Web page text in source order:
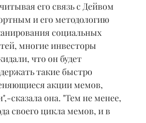
его связь с Дейвом
и его методологию
социальных
многие инвесторы
что он будет
такие быстро
акции мемов,
сказала она. "Тем не менее,
своего цикла мемов, и в